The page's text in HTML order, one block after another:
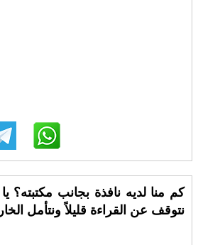
كم منا لديه نافذة بجانب مكتبته؟
نتوقف عن القراءة قليلاً ونتأمل